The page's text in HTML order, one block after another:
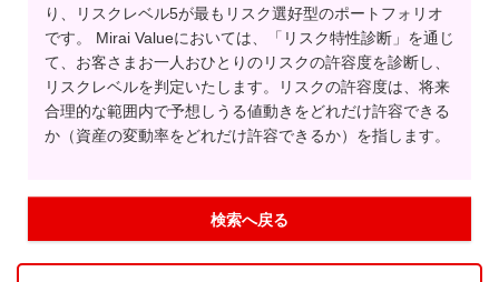
り、リスクレベル5が最もリスク選好型のポートフォリオ
です。 Mirai Valueにおいては、「リスク特性診断」を通じ
て、お客さまお一人おひとりのリスクの許容度を診断し、
リスクレベルを判定いたします。リスクの許容度は、将来
合理的な範囲内で予想しうる値動きをどれだけ許容できる
か（資産の変動率をどれだけ許容できるか）を指します。
検索へ戻る